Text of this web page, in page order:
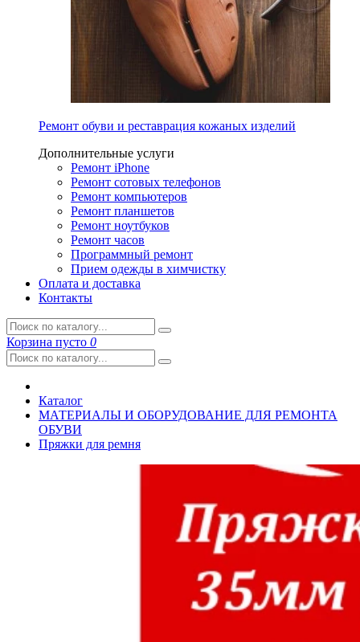
Ремонт обуви и реставрация кожаных изделий
Дополнительные услуги
Ремонт iPhone
Ремонт сотовых телефонов
Ремонт компьютеров
Ремонт планшетов
Ремонт ноутбуков
Ремонт часов
Программный ремонт
Прием одежды в химчистку
Оплата и доставка
Контакты
Корзина пусто 0
Каталог
МАТЕРИАЛЫ И ОБОРУДОВАНИЕ ДЛЯ РЕМОНТА
ОБУВИ
Пряжки для ремня